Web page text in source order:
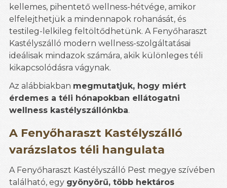
kellemes, pihentető wellness-hétvége, amikor
elfelejthetjük a mindennapok rohanását, és
testileg-lelkileg feltöltődhetünk. A Fenyőharaszt
Kastélyszálló modern wellness-szolgáltatásai
ideálisak mindazok számára, akik különleges téli
kikapcsolódásra vágynak.
Az alábbiakban megmutatjuk, hogy miért
érdemes a téli hónapokban ellátogatni
wellness kastélyszállónkba.
A Fenyőharaszt Kastélyszálló
varázslatos téli hangulata
A Fenyőharaszt Kastélyszálló Pest megye szívében
található, egy gyönyörű, több hektáros